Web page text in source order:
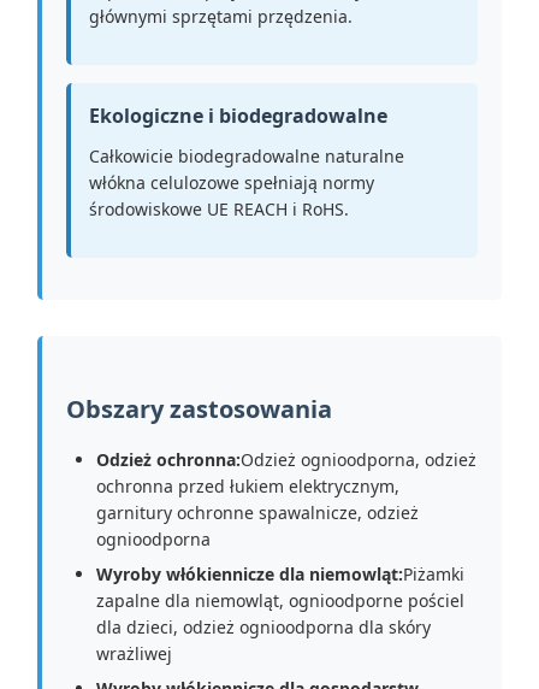
głównymi sprzętami przędzenia.
Ekologiczne i biodegradowalne
Całkowicie biodegradowalne naturalne
włókna celulozowe spełniają normy
środowiskowe UE REACH i RoHS.
Obszary zastosowania
Odzież ochronna:Odzież ognioodporna, odzież
ochronna przed łukiem elektrycznym,
garnitury ochronne spawalnicze, odzież
ognioodporna
Wyroby włókiennicze dla niemowląt:Piżamki
zapalne dla niemowląt, ognioodporne pościel
dla dzieci, odzież ognioodporna dla skóry
wrażliwej